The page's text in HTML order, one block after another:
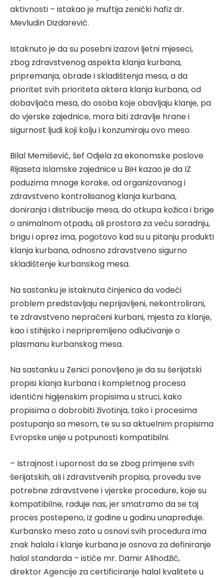
aktivnosti – istakao je muftija zenički hafiz dr.
Mevludin Dizdarević.
Istaknuto je da su posebni izazovi ljetni mjeseci,
zbog zdravstvenog aspekta klanja kurbana,
pripremanja, obrade i skladištenja mesa, a da
prioritet svih prioriteta aktera klanja kurbana, od
dobavljača mesa, do osoba koje obavljaju klanje, pa
do vjerske zajednice, mora biti zdravlje hrane i
sigurnost ljudi koji kolju i konzumiraju ovo meso.
Bilal Memišević, šef Odjela za ekonomske poslove
Rijaseta Islamske zajednice u BiH kazao je da IZ
poduzima mnoge korake, od organizovanog i
zdravstveno kontrolisanog klanja kurbana,
doniranja i distribucije mesa, do otkupa kožica i brige
o animalnom otpadu, ali prostora za veću saradnju,
brigu i oprez ima, pogotovo kad su u pitanju produkti
klanja kurbana, odnosno zdravstveno sigurno
skladištenje kurbanskog mesa.
Na sastanku je istaknuta činjenica da vodeći
problem predstavljaju neprijavljeni, nekontrolirani,
te zdravstveno nepraćeni kurbani, mjesta za klanje,
kao i stihijsko i nepripremljeno odlučivanje o
plasmanu kurbanskog mesa.
Na sastanku u Zenici ponovljeno je da su šerijatski
propisi klanja kurbana i kompletnog procesa
identični higijenskim propisima u struci, kako
propisima o dobrobiti životinja, tako i procesima
postupanja sa mesom, te su sa aktuelnim propisima
Evropske unije u potpunosti kompatibilni.
– Istrajnost i upornost da se zbog primjene svih
šerijatskih, ali i zdravstvenih propisa, provedu sve
potrebne zdravstvene i vjerske procedure, koje su
kompatibilne, raduje nas, jer smatramo da se taj
proces postepeno, iz godine u godinu unapređuje.
Kurbansko meso zato u osnovi svih procedura ima
znak halala i klanje kurbana je osnova za definiranje
halal standarda – ističe mr. Damir Alihodžić,
direktor Agencije za certificiranje halal kvalitete u